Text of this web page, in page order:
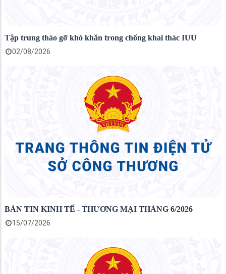
Tập trung tháo gỡ khó khăn trong chống khai thác IUU
02/08/2026
BẢN TIN KINH TẾ - THƯƠNG MẠI THÁNG 6/2026
15/07/2026